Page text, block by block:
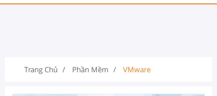
Trang Chủ Phần Mềm VMware